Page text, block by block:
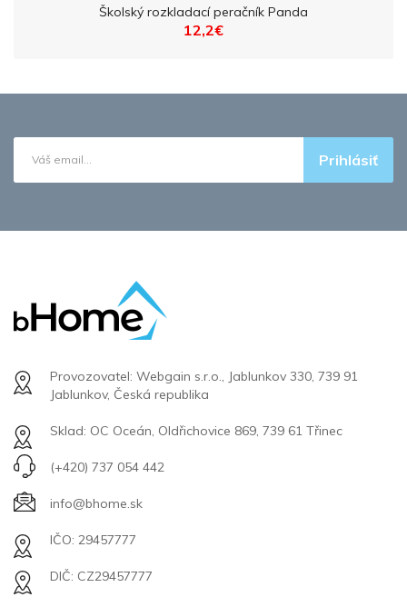
Školský rozkladací peračník Panda
12,2€
Prihlásiť
Provozovatel: Webgain s.r.o., Jablunkov 330, 739 91
Jablunkov, Česká republika
Sklad: OC Oceán, Oldřichovice 869, 739 61 Třinec
(+420) 737 054 442
info@bhome.sk
IČO: 29457777
DIČ: CZ29457777